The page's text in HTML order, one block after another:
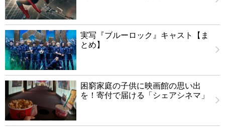
実写『ブルーロック』キャスト【ま
とめ】
困窮家庭の子供に映画館の思い出
を！寄付で届ける「シェアシネマ」